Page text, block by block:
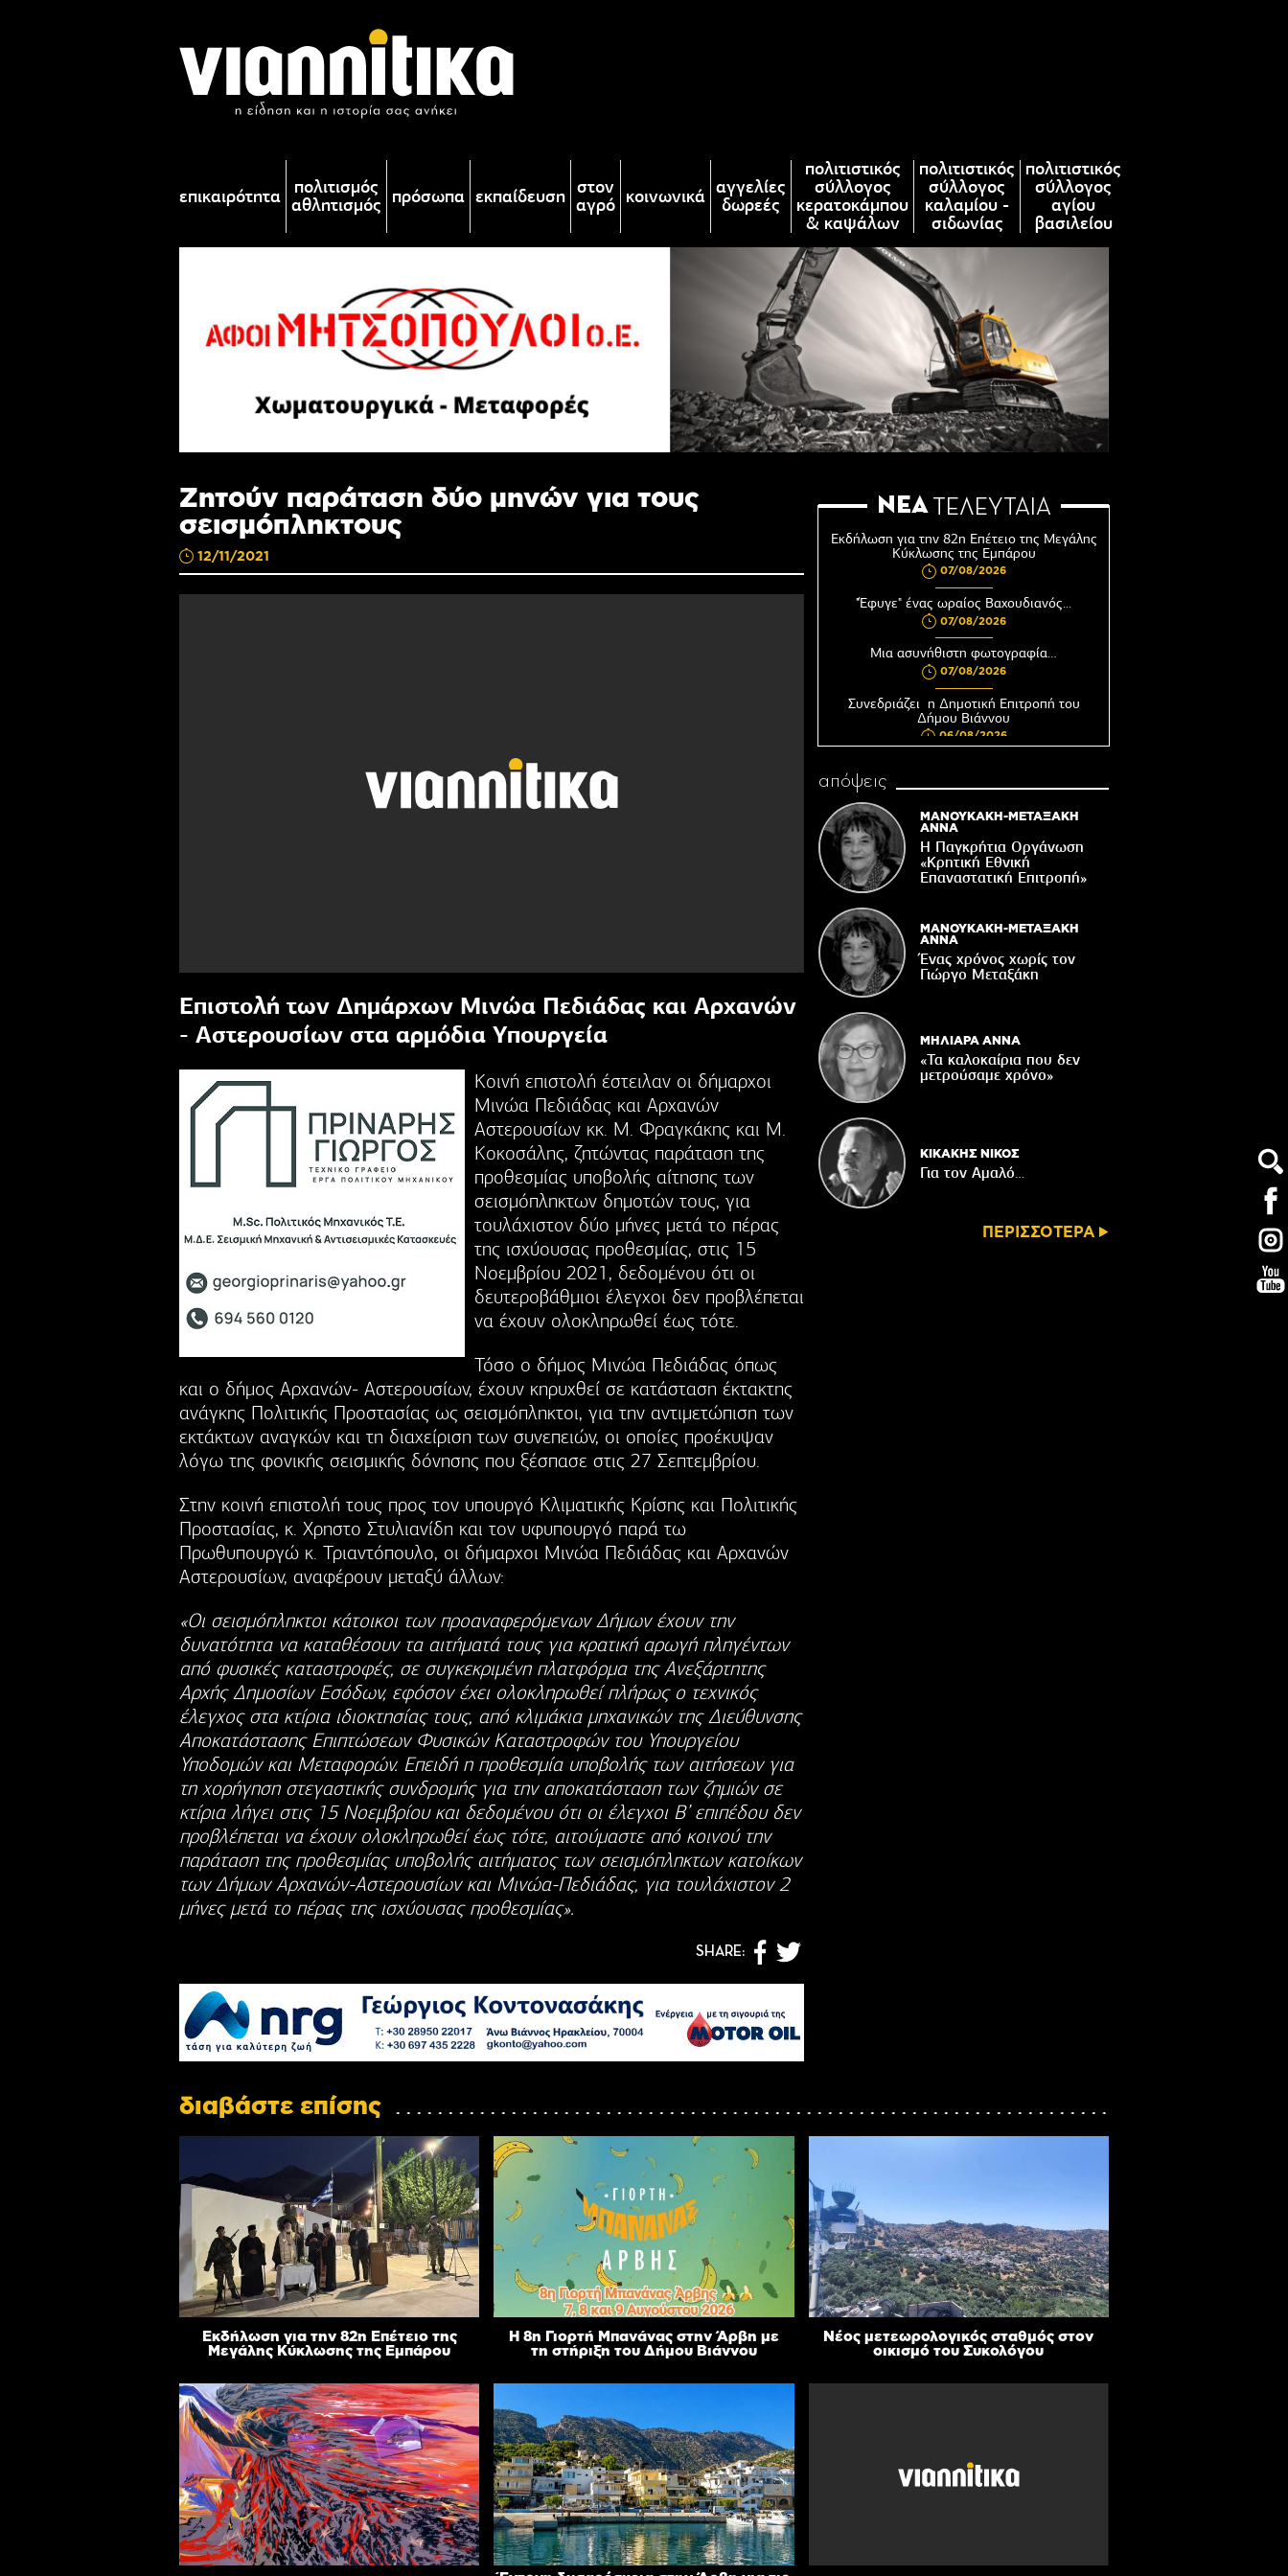
επικαιρότητα πολιτισμός
αθλητισμός πρόσωπα εκπαίδευση στον
αγρό κοινωνικά αγγελίες
δωρεές
πολιτιστικός
σύλλογος
κερατοκάμπου
& καψάλων
πολιτιστικός
σύλλογος
καλαμίου -
σιδωνίας
πολιτιστικός
σύλλογος
αγίου
βασιλείου
Ζητούν παράταση δύο μηνών για τους
σεισμόπληκτους
12/11/2021
Επιστολή των Δημάρχων Μινώα Πεδιάδας και Αρχανών
- Αστερουσίων στα αρμόδια Υπουργεία
Kοινή επιστολή έστειλαν οι δήμαρχοι
Μινώα Πεδιάδας και Αρχανών
Αστερουσίων κκ. Μ. Φραγκάκης και Μ.
Κοκοσάλης, ζητώντας παράταση της
προθεσμίας υποβολής αίτησης των
σεισμόπληκτων δημοτών τους, για
τουλάχιστον δύο μήνες μετά το πέρας
της ισχύουσας προθεσμίας, στις 15
Νοεμβρίου 2021, δεδομένου ότι οι
δευτεροβάθμιοι έλεγχοι δεν προβλέπεται
να έχουν ολοκληρωθεί έως τότε.
Τόσο ο δήμος Μινώα Πεδιάδας όπως
και ο δήμος Αρχανών- Αστερουσίων, έχουν κηρυχθεί σε κατάσταση έκτακτης
ανάγκης Πολιτικής Προστασίας ως σεισμόπληκτοι, για την αντιμετώπιση των
εκτάκτων αναγκών και τη διαχείριση των συνεπειών, οι οποίες προέκυψαν
λόγω της φονικής σεισμικής δόνησης που ξέσπασε στις 27 Σεπτεμβρίου.
Στην κοινή επιστολή τους προς τον υπουργό Κλιματικής Κρίσης και Πολιτικής
Προστασίας, κ. Χρηστο Στυλιανίδη και τον υφυπουργό παρά τω
Πρωθυπουργώ κ. Τριαντόπουλο, οι δήμαρχοι Μινώα Πεδιάδας και Αρχανών
Αστερουσίων, αναφέρουν μεταξύ άλλων:
«Οι σεισμόπληκτοι κάτοικοι των προαναφερόμενων Δήμων έχουν την
δυνατότητα να καταθέσουν τα αιτήματά τους για κρατική αρωγή πληγέντων
από φυσικές καταστροφές, σε συγκεκριμένη πλατφόρμα της Ανεξάρτητης
Αρχής Δημοσίων Εσόδων, εφόσον έχει ολοκληρωθεί πλήρως ο τεχνικός
έλεγχος στα κτίρια ιδιοκτησίας τους, από κλιμάκια μηχανικών της Διεύθυνσης
Αποκατάστασης Επιπτώσεων Φυσικών Καταστροφών του Υπουργείου
Υποδομών και Μεταφορών. Επειδή η προθεσμία υποβολής των αιτήσεων για
τη χορήγηση στεγαστικής συνδρομής για την αποκατάσταση των ζημιών σε
κτίρια λήγει στις 15 Νοεμβρίου και δεδομένου ότι οι έλεγχοι Β’ επιπέδου δεν
προβλέπεται να έχουν ολοκληρωθεί έως τότε, αιτούμαστε από κοινού την
παράταση της προθεσμίας υποβολής αιτήματος των σεισμόπληκτων κατοίκων
των Δήμων Αρχανών-Αστερουσίων και Μινώα-Πεδιάδας, για τουλάχιστον 2
μήνες μετά το πέρας της ισχύουσας προθεσμίας».
SHARE:
ΝΕΑ ΤΕΛΕΥΤΑΙΑ
Εκδήλωση για την 82η Επέτειο της Μεγάλης
Κύκλωσης της Εμπάρου
07/08/2026
"Έφυγε" ένας ωραίος Βαχουδιανός...
07/08/2026
Μια ασυνήθιστη φωτογραφία…
07/08/2026
Συνεδριάζει η Δημοτική Επιτροπή του
Δήμου Βιάννου
06/08/2026
Βιάννου-Τόπος πίστης, μνήμης και
06/08/2026
Ωράριο λειτουργίας του Γραφείου
Δακοκτονίας
06/08/2026
Η 8η Γιορτή Μπανάνας στην Άρβη με τη
στήριξη του Δήμου Βιάννου
05/08/2026
Νέος μετεωρολογικός σταθμός στον
οικισμό του Συκολόγου
απόψεις
ΜΑΝΟΥΚΑΚΗ-ΜΕΤΑΞΑΚΗ
ΑΝΝΑ
Η Παγκρήτια Οργάνωση
«Κρητική Εθνική
Επαναστατική Eπιτροπή»
ΜΑΝΟΥΚΑΚΗ-ΜΕΤΑΞΑΚΗ
ΑΝΝΑ
Ένας χρόνος χωρίς τον
Γιώργο Μεταξάκη
ΜΗΛΙΑΡΑ ΑΝΝΑ
«Τα καλοκαίρια που δεν
μετρούσαμε χρόνο»
ΚΙΚΑΚΗΣ ΝΙΚΟΣ
Για τον Αμαλό…
ΠΕΡΙΣΣΟΤΕΡΑ
διαβάστε επίσης
Εκδήλωση για την 82η Επέτειο της
Μεγάλης Κύκλωσης της Εμπάρου
Η 8η Γιορτή Μπανάνας στην Άρβη με
τη στήριξη του Δήμου Βιάννου
Νέος μετεωρολογικός σταθμός στον
οικισμό του Συκολόγου